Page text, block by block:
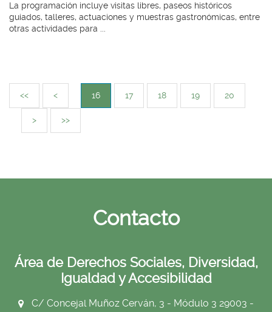
La programación incluye visitas libres, paseos históricos
guiados, talleres, actuaciones y muestras gastronómicas, entre
otras actividades para ...
<< < 16 17 18 19 20
> >>
Contacto
Área de Derechos Sociales, Diversidad,
Igualdad y Accesibilidad
C/ Concejal Muñoz Cerván, 3 - Módulo 3 29003 -